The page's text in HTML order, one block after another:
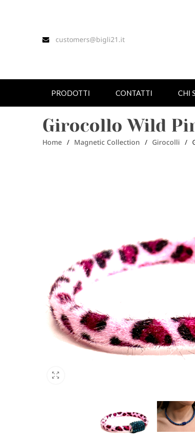
customers@bigli21.it
PRODOTTI CONTATTI CHI
Girocollo Wild
Home / Magnetic Collection / Girocolli /